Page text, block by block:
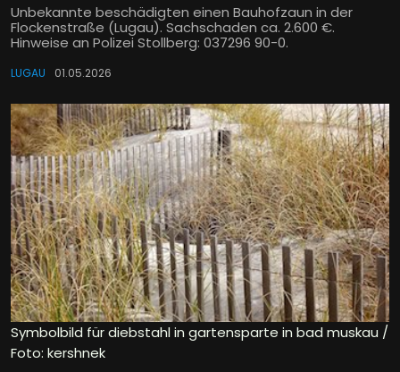
Unbekannte beschädigten einen Bauhofzaun in der
Flockenstraße (Lugau). Sachschaden ca. 2.600 €.
Hinweise an Polizei Stollberg: 037296 90-0.
LUGAU 01.05.2026
Symbolbild für diebstahl in gartensparte in bad muskau /
Foto: kershnek